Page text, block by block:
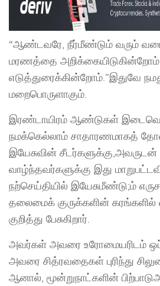
“ஆண்டவரே, நீர்மீண்டும் வரும்
மரணத்தை அறிக்கையிடுகின்றோம்,
எடுத்துரைக்கின்றோம்.”இதுவே
மறைபொருளாகும்.
இரண்டாயிரம் ஆண்டுகள்
நமக்கெல்லாம் சாதாரணமாகத்
இயேசுவின் சீடர்களுக்கு,அவருடன்
வாழ்ந்தவர்களுக்கு இது
நற்செய்தியில் இயேசுமீண்டு;ம்
தலைமைக் குருக்களின் கரங்களில்
குறித்து பேசுகிறார்.
அவர்கள் அவரை உரோமையரிடம்
அவரை சித்ரவதைகள் புரிந்து
ஆனால், மூன்றுநாட்களின்